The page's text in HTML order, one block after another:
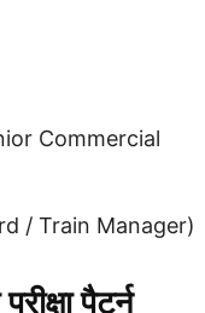
Commercial
/ Train Manager)
पैटर्न